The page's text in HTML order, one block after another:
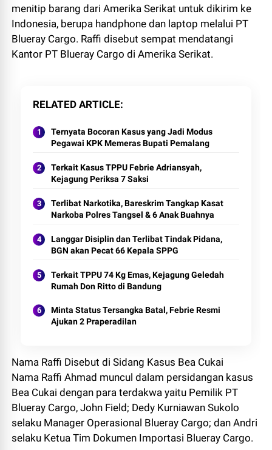
menitip barang dari Amerika Serikat untuk dikirim ke
Indonesia, berupa handphone dan laptop melalui PT
Blueray Cargo. Raffi disebut sempat mendatangi
Kantor PT Blueray Cargo di Amerika Serikat.
RELATED ARTICLE
Ternyata Bocoran Kasus yang Jadi Modus
Pegawai KPK Memeras Bupati Pemalang
Terkait Kasus TPPU Febrie Adriansyah,
Kejagung Periksa 7 Saksi
Terlibat Narkotika, Bareskrim Tangkap Kasat
Narkoba Polres Tangsel & 6 Anak Buahnya
Langgar Disiplin dan Terlibat Tindak Pidana,
BGN akan Pecat 66 Kepala SPPG
Terkait TPPU 74 Kg Emas, Kejagung Geledah
Rumah Don Ritto di Bandung
Minta Status Tersangka Batal, Febrie Resmi
Ajukan 2 Praperadilan
Nama Raffi Disebut di Sidang Kasus Bea Cukai
Nama Raffi Ahmad muncul dalam persidangan kasus
Bea Cukai dengan para terdakwa yaitu Pemilik PT
Blueray Cargo, John Field; Dedy Kurniawan Sukolo
selaku Manager Operasional Blueray Cargo; dan Andri
selaku Ketua Tim Dokumen Importasi Blueray Cargo.